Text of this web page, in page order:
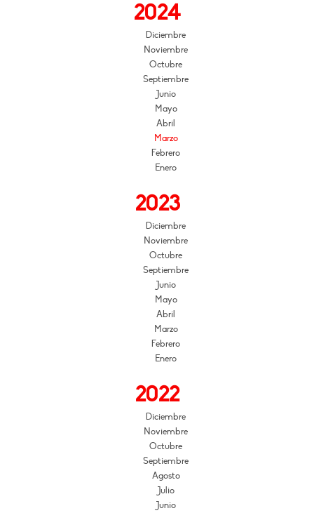
2024
Diciembre
Noviembre
Octubre
Septiembre
Junio
Mayo
Abril
Marzo
Febrero
Enero
2023
Diciembre
Noviembre
Octubre
Septiembre
Junio
Mayo
Abril
Marzo
Febrero
Enero
2022
Diciembre
Noviembre
Octubre
Septiembre
Agosto
Julio
Junio